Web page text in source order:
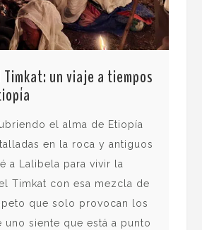
un viaje a tiempos
el alma de Etiopía
en la roca y antiguos
a Lalibela para vivir la
Timkat con esa mezcla de
que solo provocan los
uno siente que está a punto